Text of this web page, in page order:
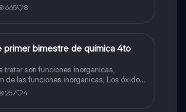
665 8
primer bimestre de química 4to
tratar son funciones inorganicas,
de las funciones inorganicas, Los óxidos
ácidos
257 4